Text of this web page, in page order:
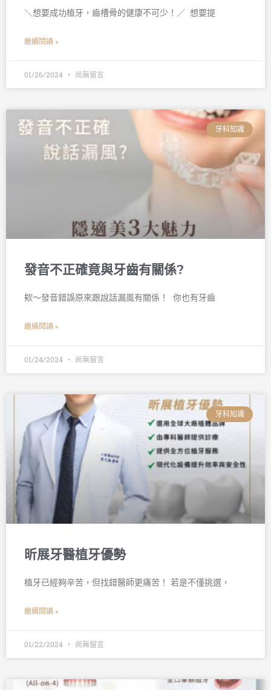
＼想要成功植牙，齒槽骨的健康不可少！／ 󠀠 想要提
繼續閱讀 »
01/26/2024 尚無留言
牙科知識
發音不正確竟與牙齒有關係?
欸～發音錯誤原來跟說話漏風有關係！ 󠀠 你也有牙齒
繼續閱讀 »
01/24/2024 尚無留言
牙科知識
昕展牙醫植牙優勢
植牙已經夠辛苦，但找錯醫師更痛苦！ 若是不僅挑選，
繼續閱讀 »
01/22/2024 尚無留言